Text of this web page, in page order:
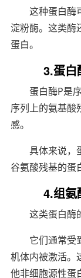
这种蛋白酶
淀粉酶。这类酶
蛋白。
3.蛋白
蛋白酶P是
序列上的氨基酸
感。
具体来说，
谷氨酸残基的蛋
4.组氨
这类蛋白酶
它们通常受
机体内被激活。
他非细胞源性蛋